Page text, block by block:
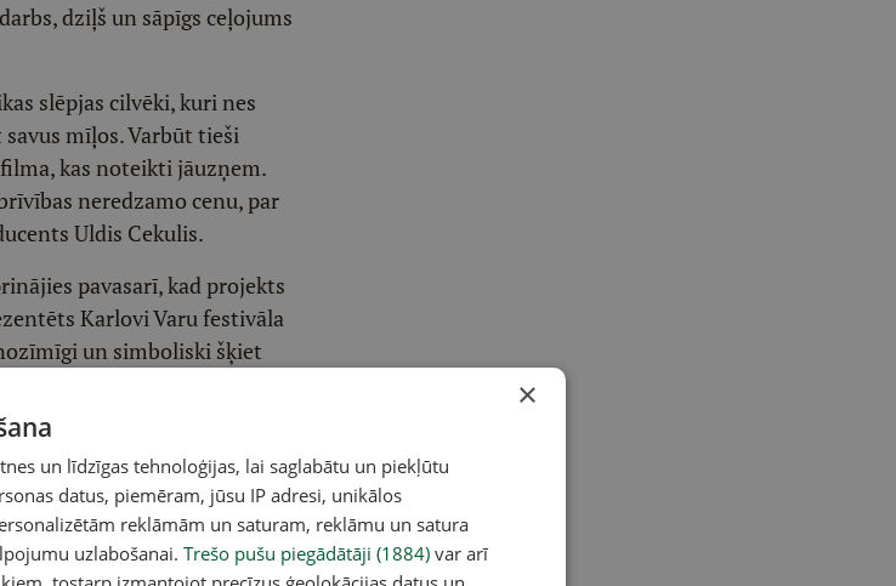
dziļš un sāpīgs ceļojums
slēpjas cilvēki, kuri nes
mīļos. Varbūt tieši
kas noteikti jāuzņem.
neredzamo cenu, par
Uldis Cekulis.
pavasarī, kad projekts
Karlovi Varu festivāla
un simboliski šķiet
ar mūsu starptautisko
filmu forumu "Baltic
pirmizrādi Rīgā
×
un līdzīgas tehnoloģijas, lai saglabātu un piekļūtu
datus, piemēram, jūsu IP adresi, unikālos
reklāmām un saturam, reklāmu un satura
uzlabošanai. Trešo pušu piegādātāji (1884) var arī